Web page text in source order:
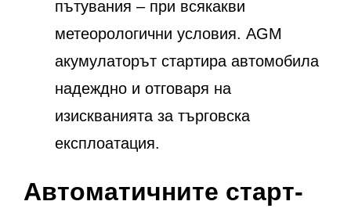
пътувания – при всякакви
метеорологични условия. AGM
акумулаторът стартира автомобила
надеждно и отговаря на
изискванията за търговска
експлоатация.
Автоматичните старт-